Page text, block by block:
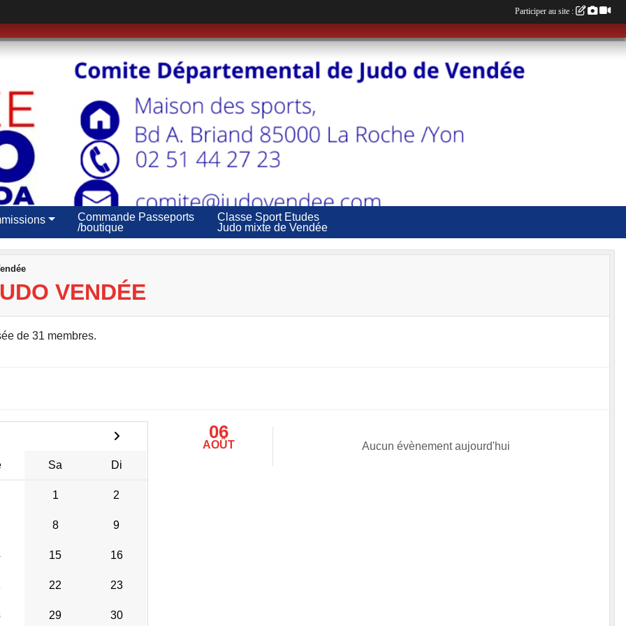
Commande Passeports
/boutique
Classe Sport Etudes
Judo mixte de Vendée
VENDÉE
de 31 membres.
Sa Di
1 2
8 9
15 16
22 23
29 30
06
AOÛT Aucun évènement aujourd'hui
Participer au site :